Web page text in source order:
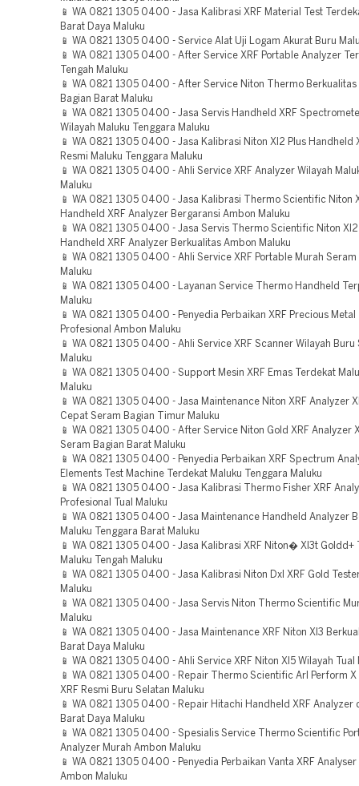
📱 WA 0821 1305 0400 - Jasa Kalibrasi XRF Material Test
Barat Daya Maluku
📱 WA 0821 1305 0400 - Service Alat Uji Logam Akurat Buru
📱 WA 0821 1305 0400 - After Service XRF Portable Analyzer
Tengah Maluku
📱 WA 0821 1305 0400 - After Service Niton Thermo Berkualitas
Bagian Barat Maluku
📱 WA 0821 1305 0400 - Jasa Servis Handheld XRF
Wilayah Maluku Tenggara Maluku
📱 WA 0821 1305 0400 - Jasa Kalibrasi Niton Xl2 Plus Handheld
Resmi Maluku Tenggara Maluku
📱 WA 0821 1305 0400 - Ahli Service XRF Analyzer Wilayah
Maluku
📱 WA 0821 1305 0400 - Jasa Kalibrasi Thermo Scientific Niton
Handheld XRF Analyzer Bergaransi Ambon Maluku
📱 WA 0821 1305 0400 - Jasa Servis Thermo Scientific Niton Xl2
Handheld XRF Analyzer Berkualitas Ambon Maluku
📱 WA 0821 1305 0400 - Ahli Service XRF Portable Murah
Maluku
📱 WA 0821 1305 0400 - Layanan Service Thermo Handheld
Maluku
📱 WA 0821 1305 0400 - Penyedia Perbaikan XRF Precious Metal
Profesional Ambon Maluku
📱 WA 0821 1305 0400 - Ahli Service XRF Scanner Wilayah Buru
Maluku
📱 WA 0821 1305 0400 - Support Mesin XRF Emas Terdekat
Maluku
📱 WA 0821 1305 0400 - Jasa Maintenance Niton XRF Analyzer
Cepat Seram Bagian Timur Maluku
📱 WA 0821 1305 0400 - After Service Niton Gold XRF Analyzer
Seram Bagian Barat Maluku
📱 WA 0821 1305 0400 - Penyedia Perbaikan XRF Spectrum
Elements Test Machine Terdekat Maluku Tenggara Maluku
📱 WA 0821 1305 0400 - Jasa Kalibrasi Thermo Fisher XRF
Profesional Tual Maluku
📱 WA 0821 1305 0400 - Jasa Maintenance Handheld Analyzer
Maluku Tenggara Barat Maluku
📱 WA 0821 1305 0400 - Jasa Kalibrasi XRF Niton� Xl3t Goldd+
Maluku Tengah Maluku
📱 WA 0821 1305 0400 - Jasa Kalibrasi Niton Dxl XRF Gold
Maluku
📱 WA 0821 1305 0400 - Jasa Servis Niton Thermo Scientific
Maluku
📱 WA 0821 1305 0400 - Jasa Maintenance XRF Niton Xl3
Barat Daya Maluku
📱 WA 0821 1305 0400 - Ahli Service XRF Niton Xl5 Wilayah Tual
📱 WA 0821 1305 0400 - Repair Thermo Scientific Arl Perform X
XRF Resmi Buru Selatan Maluku
📱 WA 0821 1305 0400 - Repair Hitachi Handheld XRF Analyzer
Barat Daya Maluku
📱 WA 0821 1305 0400 - Spesialis Service Thermo Scientific
Analyzer Murah Ambon Maluku
📱 WA 0821 1305 0400 - Penyedia Perbaikan Vanta XRF
Ambon Maluku